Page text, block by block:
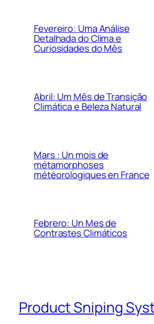
Fevereiro: Uma Análise
Detalhada do Clima e
Curiosidades do Mês
Abril: Um Mês de Transição
Climática e Beleza Natural
Mars : Un mois de
métamorphoses
météorologiques en France
Febrero: Un Mes de
Contrastes Climáticos
Product Sniping